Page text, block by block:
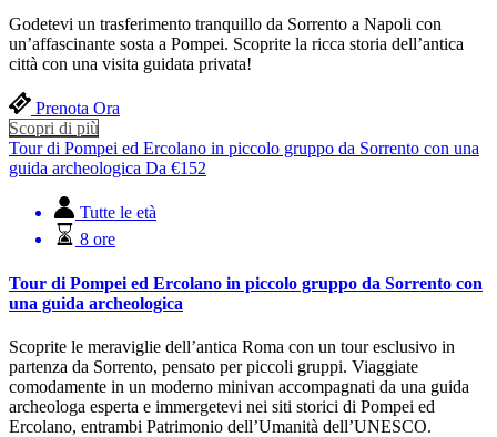
Godetevi un trasferimento tranquillo da Sorrento a Napoli con
un’affascinante sosta a Pompei. Scoprite la ricca storia dell’antica
città con una visita guidata privata!
Prenota Ora
Scopri di più
Tour di Pompei ed Ercolano in piccolo gruppo da Sorrento con una
guida archeologica Da €152
Tutte le età
8 ore
Tour di Pompei ed Ercolano in piccolo gruppo da Sorrento con
una guida archeologica
Scoprite le meraviglie dell’antica Roma con un tour esclusivo in
partenza da Sorrento, pensato per piccoli gruppi. Viaggiate
comodamente in un moderno minivan accompagnati da una guida
archeologa esperta e immergetevi nei siti storici di Pompei ed
Ercolano, entrambi Patrimonio dell’Umanità dell’UNESCO.